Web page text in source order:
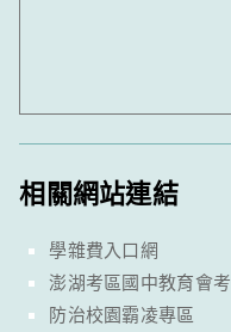
相關網站連結
學雜費入口網
澎湖考區國中教育會考
防治校園霸凌專區